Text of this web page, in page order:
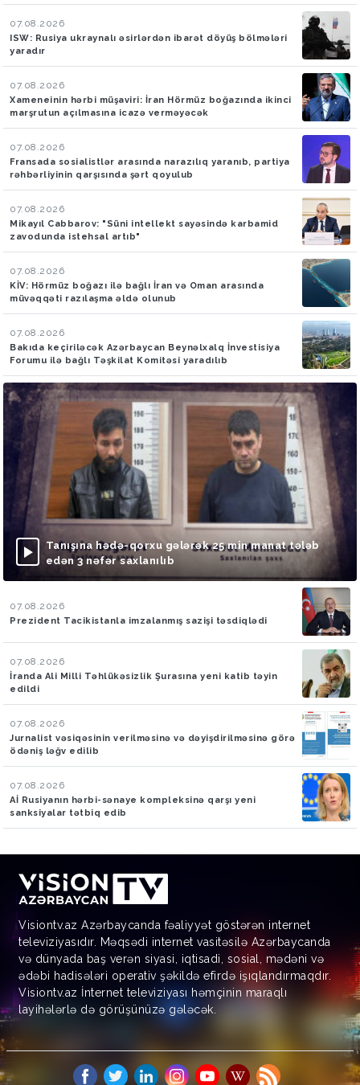
07.08.2026
ISW: Rusiya ukraynalı əsirlərdən ibarət döyüş bölmələri
yaradır
07.08.2026
Xameneinin hərbi müşaviri: İran Hörmüz boğazında ikinci
marşrutun açılmasına icazə verməyəcək
07.08.2026
Fransada sosialistlər arasında narazılıq yaranıb, partiya
rəhbərliyinin qarşısında şərt qoyulub
07.08.2026
Mikayıl Cabbarov: "Süni intellekt sayəsində karbamid
zavodunda istehsal artıb"
07.08.2026
KİV: Hörmüz boğazı ilə bağlı İran və Oman arasında
müvəqqəti razılaşma əldə olunub
07.08.2026
Bakıda keçiriləcək Azərbaycan Beynəlxalq İnvestisiya
Forumu ilə bağlı Təşkilat Komitəsi yaradılıb
Tanışına hədə-qorxu gələrək 25 min manat tələb
edən 3 nəfər saxlanılıb
07.08.2026
Prezident Tacikistanla imzalanmış sazişi təsdiqlədi
07.08.2026
İranda Ali Milli Təhlükəsizlik Şurasına yeni katib təyin
edildi
07.08.2026
Jurnalist vəsiqəsinin verilməsinə və dəyişdirilməsinə görə
ödəniş ləğv edilib
07.08.2026
Aİ Rusiyanın hərbi-sənaye kompleksinə qarşı yeni
sanksiyalar tətbiq edib
Visiontv.az Azərbaycanda fəaliyyət göstərən internet
televiziyasıdır. Məqsədi internet vasitəsilə Azərbaycanda
və dünyada baş verən siyasi, iqtisadi, sosial, mədəni və
ədəbi hadisələri operativ şəkildə efirdə işıqlandırmaqdır.
Visiontv.az İnternet televiziyası həmçinin maraqlı
layihələrlə də görüşünüzə gələcək.